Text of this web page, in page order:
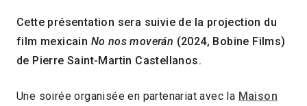
Cette présentation sera suivie de la projection du
film mexicain No nos moverán (2024, Bobine Films)
de Pierre Saint-Martin Castellanos.
Une soirée organisée en partenariat avec la Maison